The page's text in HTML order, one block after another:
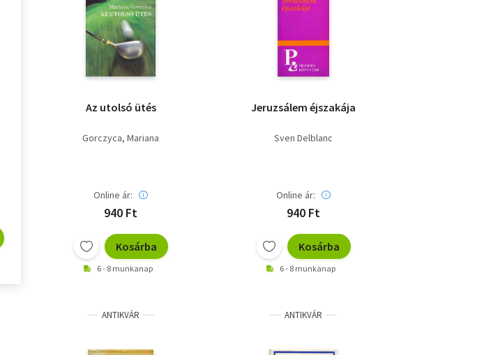
Az utolsó ütés
Gorczyca, Mariana
Online ár:
940 Ft
Kosárba
6 - 8 munkanap
Jeruzsálem éjszakája
Sven Delblanc
Online ár:
940 Ft
Kosárba
6 - 8 munkanap
ANTIKVÁR ANTIKVÁR